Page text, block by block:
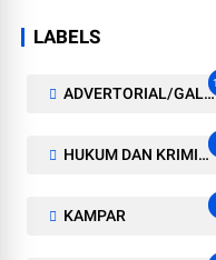
LABELS
ADVERTORIAL/GALERI
HUKUM DAN KRIMINAL
KAMPAR